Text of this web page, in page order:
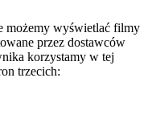
możemy wyświetlać filmy
przez dostawców
korzystamy w tej
trzecich: